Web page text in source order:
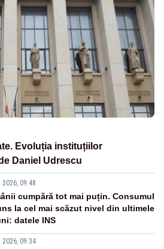
Evoluția instituțiilor
Daniel Udrescu
2026, 09:48
cumpără tot mai puțin. Consumul
la cel mai scăzut nivel din ultimele
datele INS
2026, 09:34